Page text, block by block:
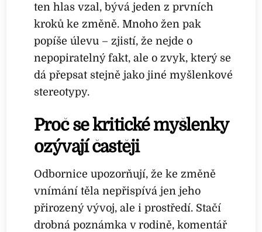
ten hlas vzal, bývá jeden z prvních
kroků ke změně. Mnoho žen pak
popíše úlevu – zjistí, že nejde o
nepopiratelný fakt, ale o zvyk, který se
dá přepsat stejně jako jiné myšlenkové
stereotypy.
Proč se kritické myšlenky
ozývají častěji
Odbornice upozorňují, že ke změně
vnímání těla nepřispívá jen jeho
přirozený vývoj, ale i prostředí. Stačí
drobná poznámka v rodině, komentář